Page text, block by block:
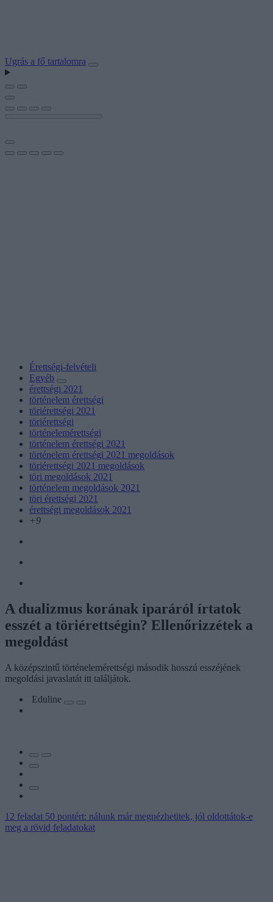
Ugrás a fő tartalomra
Érettségi-felvételi
Egyéb
érettségi 2021
történelem érettségi
töriérettségi 2021
töriérettségi
történelemérettségi
történelem érettségi 2021
történelem érettségi 2021 megoldások
töriérettségi 2021 megoldások
töri megoldások 2021
történelem megoldások 2021
töri érettségi 2021
érettségi megoldások 2021
+9
A dualizmus korának iparáról írtatok
esszét a töriérettségin? Ellenőrizzétek a
megoldást
A középszintű történelemérettségi második hosszú esszéjének
megoldási javaslatát itt találjátok.
Eduline
12 feladat 50 pontért: nálunk már megnézhetitek, jól oldottátok-e
meg a rövid feladatokat